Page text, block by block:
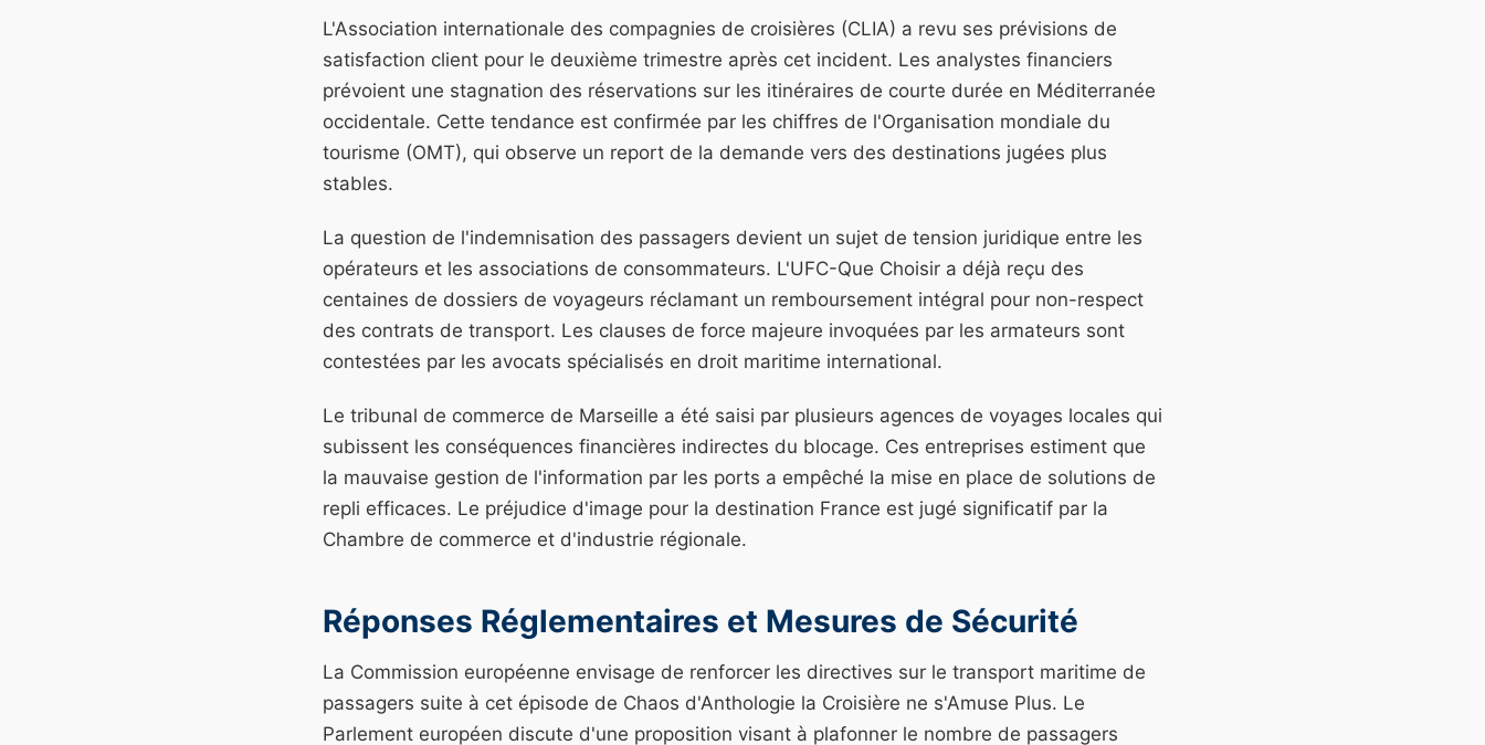
L'Association internationale des compagnies de croisières (CLIA) a revu ses prévisions de
satisfaction client pour le deuxième trimestre après cet incident. Les analystes financiers
prévoient une stagnation des réservations sur les itinéraires de courte durée en Méditerranée
occidentale. Cette tendance est confirmée par les chiffres de l'Organisation mondiale du
tourisme (OMT), qui observe un report de la demande vers des destinations jugées plus
stables.
La question de l'indemnisation des passagers devient un sujet de tension juridique entre les
opérateurs et les associations de consommateurs. L'UFC-Que Choisir a déjà reçu des
centaines de dossiers de voyageurs réclamant un remboursement intégral pour non-respect
des contrats de transport. Les clauses de force majeure invoquées par les armateurs sont
contestées par les avocats spécialisés en droit maritime international.
Le tribunal de commerce de Marseille a été saisi par plusieurs agences de voyages locales qui
subissent les conséquences financières indirectes du blocage. Ces entreprises estiment que
la mauvaise gestion de l'information par les ports a empêché la mise en place de solutions de
repli efficaces. Le préjudice d'image pour la destination France est jugé significatif par la
Chambre de commerce et d'industrie régionale.
Réponses Réglementaires et Mesures de Sécurité
La Commission européenne envisage de renforcer les directives sur le transport maritime de
passagers suite à cet épisode de Chaos d'Anthologie la Croisière ne s'Amuse Plus. Le
Parlement européen discute d'une proposition visant à plafonner le nombre de passagers